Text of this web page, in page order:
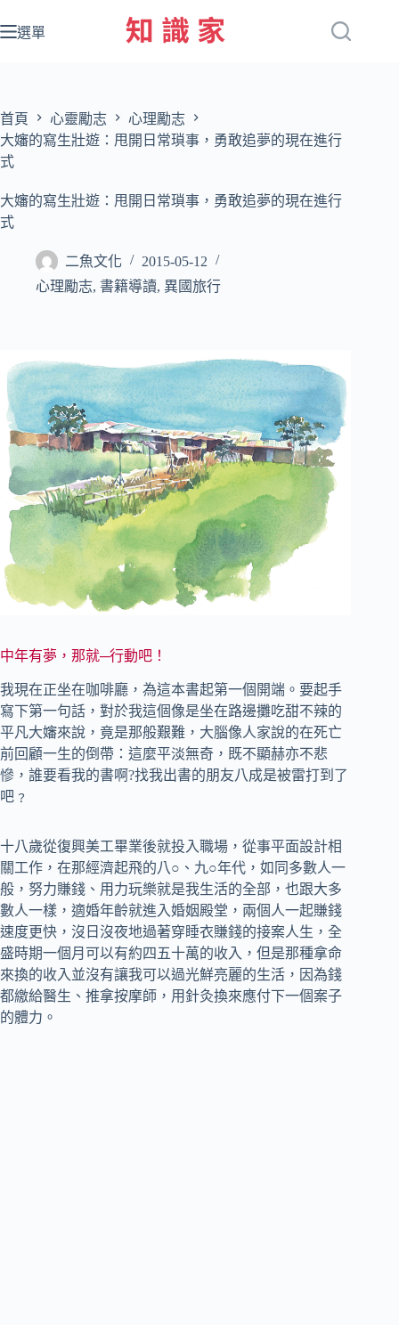
至
容
選單
首頁 心靈勵志
心理勵志
大嬸的寫生壯遊：甩開日常瑣事，勇敢追夢的現在進行
式
大嬸的寫生壯遊：甩開日常瑣事，勇敢追夢的現在進行
式
二魚文化
2015-05-12
心理勵志, 書籍導讀, 異國旅行
中年有夢，那就─行動吧！
我現在正坐在咖啡廳，為這本書起第一個開端。要起手
寫下第一句話，對於我這個像是坐在路邊攤吃甜不辣的
平凡大嬸來說，竟是那般艱難，大腦像人家說的在死亡
前回顧一生的倒帶：這麼平淡無奇，既不顯赫亦不悲
慘，誰要看我的書啊?找我出書的朋友八成是被雷打到了
吧﹖
十八歲從復興美工畢業後就投入職場，從事平面設計相
關工作，在那經濟起飛的八○、九○年代，如同多數人一
般，努力賺錢、用力玩樂就是我生活的全部，也跟大多
數人一樣，適婚年齡就進入婚姻殿堂，兩個人一起賺錢
速度更快，沒日沒夜地過著穿睡衣賺錢的接案人生，全
盛時期一個月可以有約四五十萬的收入，但是那種拿命
來換的收入並沒有讓我可以過光鮮亮麗的生活，因為錢
都繳給醫生、推拿按摩師，用針灸換來應付下一個案子
的體力。